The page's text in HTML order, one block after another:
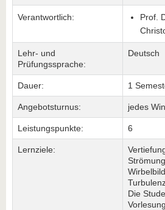
Verantwortlich:
Prof.
Lehr- und
Prüfungssprache:
Deutsch
Dauer: 1
Angebotsturnus: jedes
Leistungspunkte: 6
Lernziele:
Die